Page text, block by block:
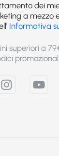
dei
a mezzo
Informativa
superiori a